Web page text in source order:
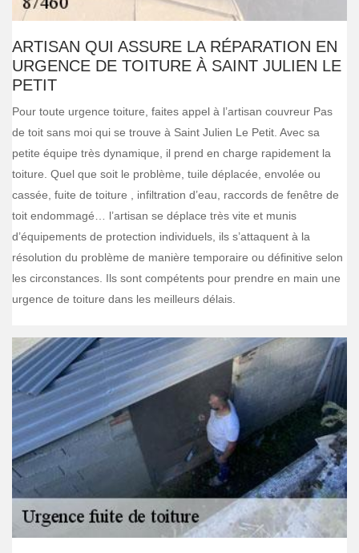
ARTISAN QUI ASSURE LA RÉPARATION EN
URGENCE DE TOITURE À SAINT JULIEN LE
PETIT
Pour toute urgence toiture, faites appel à l’artisan couvreur Pas
de toit sans moi qui se trouve à Saint Julien Le Petit. Avec sa
petite équipe très dynamique, il prend en charge rapidement la
toiture. Quel que soit le problème, tuile déplacée, envolée ou
cassée, fuite de toiture , infiltration d’eau, raccords de fenêtre de
toit endommagé… l’artisan se déplace très vite et munis
d’équipements de protection individuels, ils s’attaquent à la
résolution du problème de manière temporaire ou définitive selon
les circonstances. Ils sont compétents pour prendre en main une
urgence de toiture dans les meilleurs délais.